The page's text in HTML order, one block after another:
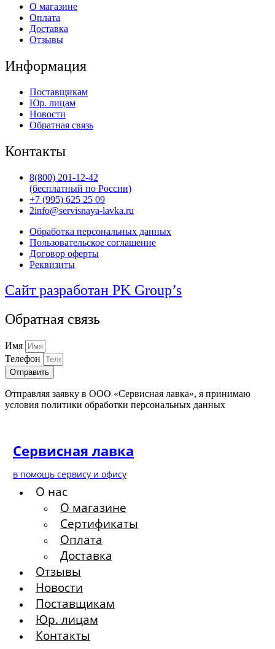
О магазине
Оплата
Доставка
Отзывы
Информация
Поставщикам
Юр. лицам
Новости
Обратная связь
Контакты
8(800) 201-12-42
(бесплатный по России)
+7 (995) 625 25 09
2info@servisnaya-lavka.ru
Обработка персональных данных
Пользовательское соглашение
Договор оферты
Реквизиты
Сайт разработан PK Group’s
Обратная связь
Имя
Телефон
Отправить
Отправляя заявку в ООО «Сервисная лавка», я принимаю
условия политики обработки персональных данных
Сервисная лавка
в помощь сервису и офису
О нас
О магазине
Сертификаты
Оплата
Доставка
Отзывы
Новости
Поставщикам
Юр. лицам
Контакты